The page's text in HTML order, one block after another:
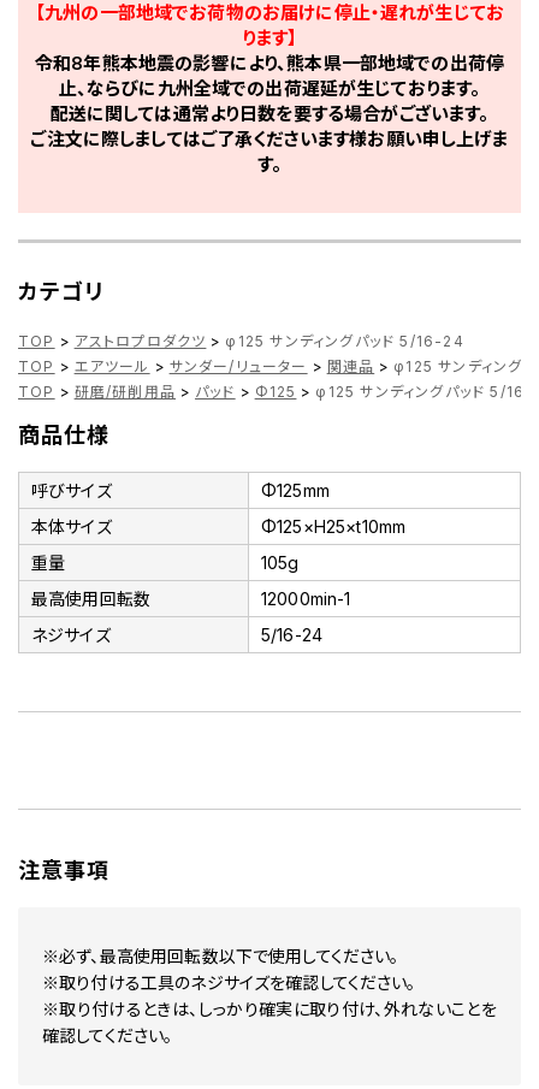
【九州の一部地域でお荷物のお届けに停止・遅れが生じてお
ります】
令和8年熊本地震の影響により、熊本県一部地域での出荷停
止、ならびに九州全域での出荷遅延が生じております。
配送に関しては通常より日数を要する場合がございます。
ご注文に際しましてはご了承くださいます様お願い申し上げま
す。
カテゴリ
TOP > アストロプロダクツ > φ125 サンディングパッド 5/16-24
TOP > エアツール > サンダー/リューター > 関連品 > φ125 サンディング
TOP > 研磨/研削用品 > パッド > Φ125 > φ125 サンディングパッド 5/
商品仕様
呼びサイズ
Φ125mm
本体サイズ
Φ125×H25×t10mm
重量
105g
最高使用回転数
12000min-1
ネジサイズ
5/16-24
注意事項
※必ず、最高使用回転数以下で使用してください。
※取り付ける工具のネジサイズを確認してください。
※取り付けるときは、しっかり確実に取り付け、外れないことを
確認してください。